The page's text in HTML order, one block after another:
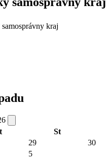
St
29 30
5